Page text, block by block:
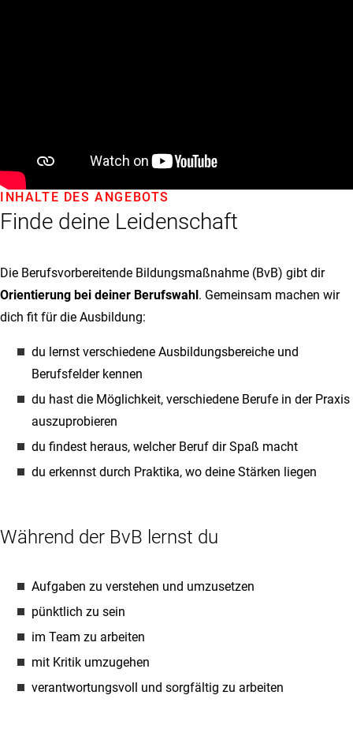
Finde deine Leidenschaft
INHALTE DES ANGEBOTS
Die Berufsvorbereitende Bildungsmaßnahme (BvB) gibt dir
Orientierung bei deiner Berufswahl. Gemeinsam machen wir
dich fit für die Ausbildung:
du lernst verschiedene Ausbildungsbereiche und
Berufsfelder kennen
du hast die Möglichkeit, verschiedene Berufe in der Praxis
auszuprobieren
du findest heraus, welcher Beruf dir Spaß macht
du erkennst durch Praktika, wo deine Stärken liegen
Während der BvB lernst du
Aufgaben zu verstehen und umzusetzen
pünktlich zu sein
im Team zu arbeiten
mit Kritik umzugehen
verantwortungsvoll und sorgfältig zu arbeiten